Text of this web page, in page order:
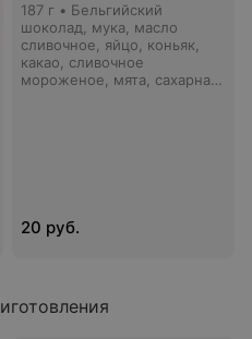
187 г • Бельгийский
шоколад, мука, масло
сливочное, яйцо, коньяк,
какао, сливочное
мороженое, мята, сахарная
20 руб.